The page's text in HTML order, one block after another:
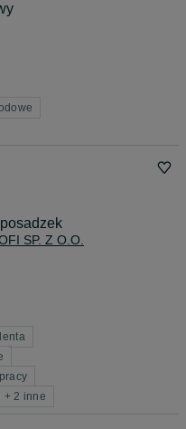
SP. Z O.O.
+ 2 inne